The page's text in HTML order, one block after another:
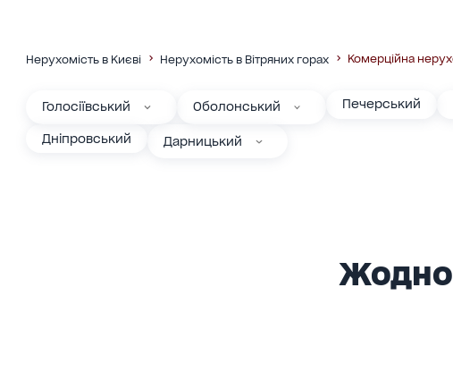
Нерухомість в Києві Нерухомість в Вітряних горах Комерційна
Голосіївський Оболонський Печерський
Дніпровський Дарницький